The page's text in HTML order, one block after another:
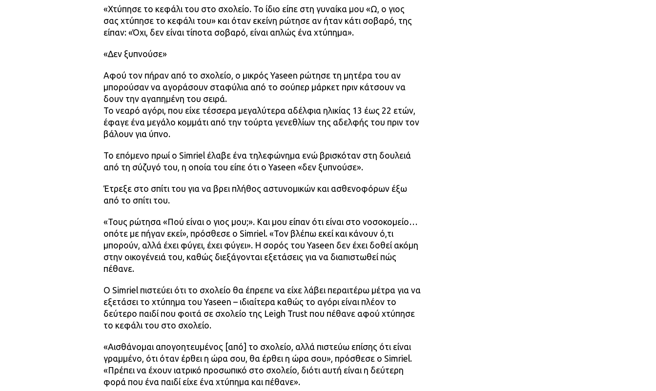
«Χτύπησε το κεφάλι του στο σχολείο. Το ίδιο είπε στη γυναίκα μου «Ω, ο γιος
σας χτύπησε το κεφάλι του» και όταν εκείνη ρώτησε αν ήταν κάτι σοβαρό, της
είπαν: «Όχι, δεν είναι τίποτα σοβαρό, είναι απλώς ένα χτύπημα».
«Δεν ξυπνούσε»
Αφού τον πήραν από το σχολείο, ο μικρός Yaseen ρώτησε τη μητέρα του αν
μπορούσαν να αγοράσουν σταφύλια από το σούπερ μάρκετ πριν κάτσουν να
δουν την αγαπημένη του σειρά.
Το νεαρό αγόρι, που είχε τέσσερα μεγαλύτερα αδέλφια ηλικίας 13 έως 22 ετών,
έφαγε ένα μεγάλο κομμάτι από την τούρτα γενεθλίων της αδελφής του πριν τον
βάλουν για ύπνο.
Το επόμενο πρωί ο Simriel έλαβε ένα τηλεφώνημα ενώ βρισκόταν στη δουλειά
από τη σύζυγό του, η οποία του είπε ότι ο Yaseen «δεν ξυπνούσε».
Έτρεξε στο σπίτι του για να βρει πλήθος αστυνομικών και ασθενοφόρων έξω
από το σπίτι του.
«Τους ρώτησα «Πού είναι ο γιος μου;». Και μου είπαν ότι είναι στο νοσοκομείο…
οπότε με πήγαν εκεί», πρόσθεσε ο Simriel. «Τον βλέπω εκεί και κάνουν ό,τι
μπορούν, αλλά έχει φύγει, έχει φύγει». Η σορός του Yaseen δεν έχει δοθεί ακόμη
στην οικογένειά του, καθώς διεξάγονται εξετάσεις για να διαπιστωθεί πώς
πέθανε.
Ο Simriel πιστεύει ότι το σχολείο θα έπρεπε να είχε λάβει περαιτέρω μέτρα για να
εξετάσει το χτύπημα του Yaseen – ιδιαίτερα καθώς το αγόρι είναι πλέον το
δεύτερο παιδί που φοιτά σε σχολείο της Leigh Trust που πέθανε αφού χτύπησε
το κεφάλι του στο σχολείο.
«Αισθάνομαι απογοητευμένος [από] το σχολείο, αλλά πιστεύω επίσης ότι είναι
γραμμένο, ότι όταν έρθει η ώρα σου, θα έρθει η ώρα σου», πρόσθεσε ο Simriel.
«Πρέπει να έχουν ιατρικό προσωπικό στο σχολείο, διότι αυτή είναι η δεύτερη
φορά που ένα παιδί είχε ένα χτύπημα και πέθανε».